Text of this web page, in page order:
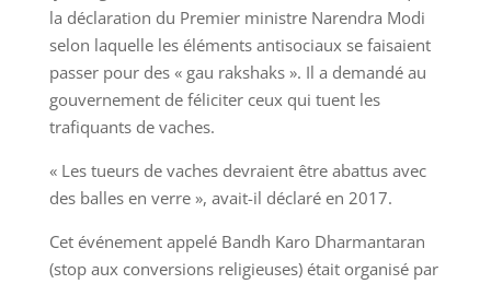
la déclaration du Premier ministre Narendra Modi
selon laquelle les éléments antisociaux se faisaient
passer pour des « gau rakshaks ». Il a demandé au
gouvernement de féliciter ceux qui tuent les
trafiquants de vaches.
« Les tueurs de vaches devraient être abattus avec
des balles en verre », avait-il déclaré en 2017.
Cet événement appelé Bandh Karo Dharmantaran
(stop aux conversions religieuses) était organisé par